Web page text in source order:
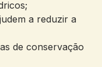
a reduzir a
de conservação